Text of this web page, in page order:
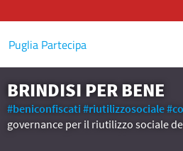
Puglia Partecipa
BRINDISI PER BENE
#beniconfiscati #riutilizzosociale
governance per il riutilizzo sociale